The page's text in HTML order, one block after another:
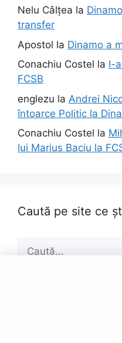
Nelu Câlțea la
transfer
Apostol la Dinamo a
Conachiu Costel la I-
FCSB
englezu la Andrei
întoarce Politic la
Conachiu Costel la
lui Marius Baciu la
Caută pe site ce
Caută
după: